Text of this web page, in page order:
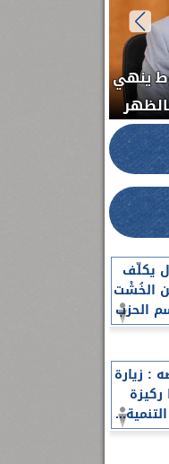
هيئة
مكبرة
يكلّف
الخُشْت
الحزب
: زيارة
ركيزة